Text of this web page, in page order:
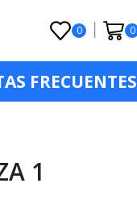
0 0
FRECUENTES
1